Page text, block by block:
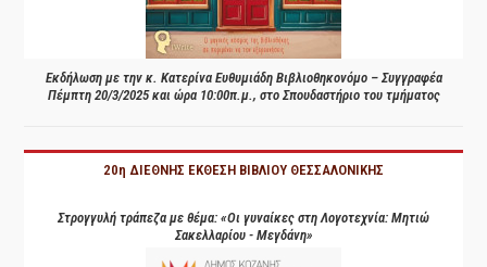
Εκδήλωση με την κ. Κατερίνα Ευθυμιάδη Βιβλιοθηκονόμο – Συγγραφέα
Πέμπτη 20/3/2025 και ώρα 10:00π.μ., στο Σπουδαστήριο του τμήματος
20η ΔΙΕΘΝΗΣ ΕΚΘΕΣΗ ΒΙΒΛΙΟΥ ΘΕΣΣΑΛΟΝΙΚΗΣ
Στρογγυλή τράπεζα με θέμα: «Οι γυναίκες στη Λογοτεχνία: Μητιώ
Σακελλαρίου - Μεγδάνη»